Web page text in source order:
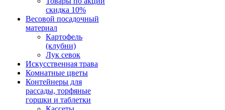
скидка 10%
Весовой посадочный
материал
Картофель
(клубни)
Лук севок
Искусственная трава
Комнатные цветы
Контейнеры для
рассады, торфяные
горшки и таблетки